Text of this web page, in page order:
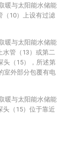
暖与太阳能水储能
（10）上设有过滤
暖与太阳能水储能
水管（13）或第二
头（15），所述第
室外部分包覆有电
暖与太阳能水储能
头（15）位于靠近